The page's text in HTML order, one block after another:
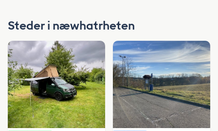
Steder i næwhatrheten